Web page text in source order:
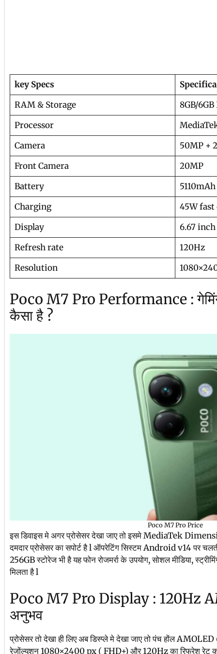
key Specs
RAM & Storage
8GB/
Processor
Camera
50MP +
Front Camera
20MP
Battery
5110mAh
Charging
45W
Display
6.67
Refresh rate
120Hz
Resolution
Poco M7 Pro Performance :
कैसा है ?
Poco M7 Pro Price
इस डिवाइस मे अगर प्रोसेसर देखा जाए तो इसमे MediaTek
दमदार प्रोसेसर का सपोर्ट है l ऑपरेटिंग सिस्टम Android v14 पर
256GB स्टोरेज भी है यह फोन रोजमर्रा के उपयोग, सोशल मीडिया,
मिलता है l
Poco M7 Pro Display : 120Hz
अनुभव
प्रोसेसर तो देखा ही लिए अब डिस्प्ले मे देखा जाए तो पंच होंल
रेजोंल्यूशन 1080×2400 px ( FHD+) और 120Hz का रिफ्रेश रेट का